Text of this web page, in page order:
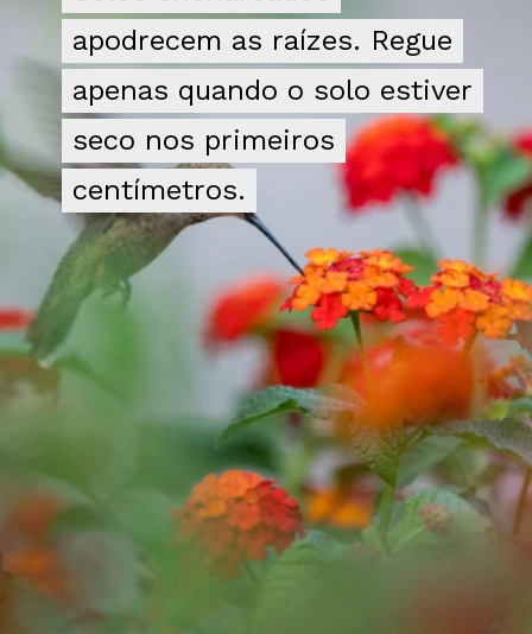
apodrecem as raízes. Regue
apenas quando o solo estiver
seco nos primeiros
centímetros.
apodrecem as raízes. Regue
apenas quando o solo estiver
seco nos primeiros
centímetros.